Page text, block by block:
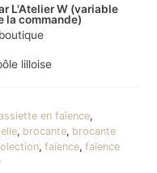
L'Atelier W (variable
la commande)
lilloise
en faïence,
, brocante, brocante
, faïence, faïence